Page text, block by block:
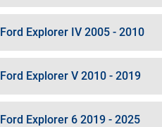
Ford Explorer IV 2005 - 2010
Ford Explorer V 2010 - 2019
Ford Explorer 6 2019 - 2025